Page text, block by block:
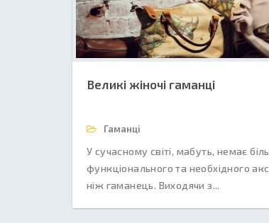
Великі жіночі гаманці
Гаманці
У сучасному світі, мабуть, немає
функціонального та необхідного
ніж гаманець. Виходячи з...